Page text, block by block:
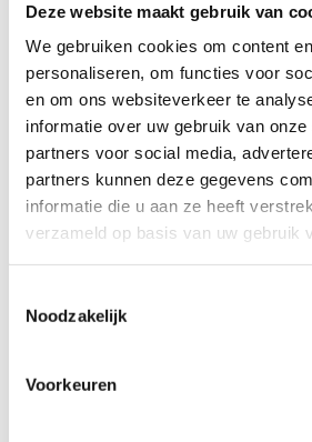
Deze website maakt gebruik van
We gebruiken cookies om content
personaliseren, om functies voor
en om ons websiteverkeer te
informatie over uw gebruik van
partners voor social media,
partners kunnen deze gegevens
informatie die u aan ze heeft
verzameld op basis van uw gebruik
Noodzakelijk
Voorkeuren
op nummer 1!
Plan een adviesgesprek
Gerelateerde